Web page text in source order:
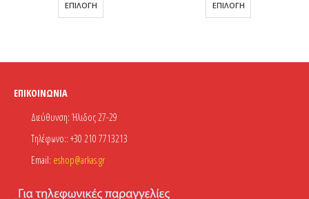
ΕΠΙΛΟΓΉ ΕΠΙΛΟΓΉ
ΕΠΙΚΟΙΝΩΝΊΑ
Διεύθυνση: Ήλιδος 27-29
Τηλέφωνο:: +30 210 7713213
Email: eshop@arkas.gr